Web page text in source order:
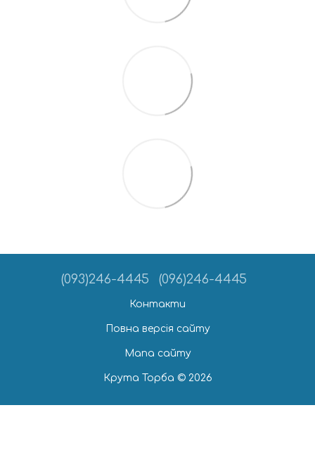
(093)246-4445 (096)246-4445
Контакти
Повна версія сайту
Мапа сайту
Крута Торба © 2026